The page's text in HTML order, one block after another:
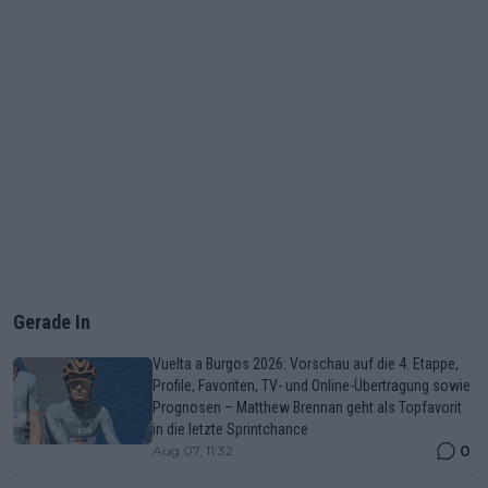
Gerade In
Vuelta a Burgos 2026: Vorschau auf die 4. Etappe,
Profile, Favoriten, TV- und Online-Übertragung sowie
Prognosen – Matthew Brennan geht als Topfavorit
in die letzte Sprintchance
Aug 07, 11:32 0